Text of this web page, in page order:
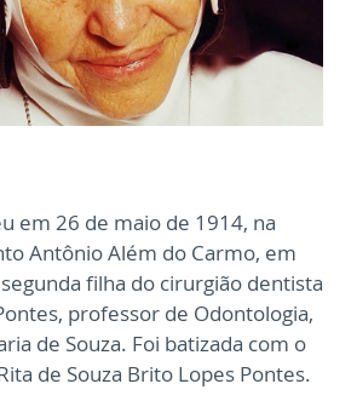
em 26 de maio de 1914, na
Antônio Além do Carmo, em
filha do cirurgião dentista
professor de Odontologia,
de Souza. Foi batizada com o
de Souza Brito Lopes Pontes.